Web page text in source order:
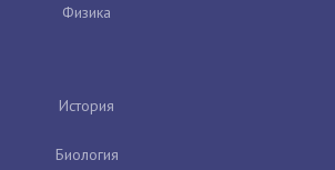
Физика
История
Биология